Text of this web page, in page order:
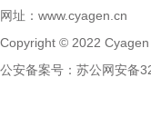
网址： www.cyagen.cn
Copyright © 2022 Cyagen
公安备案号： 苏公网安备